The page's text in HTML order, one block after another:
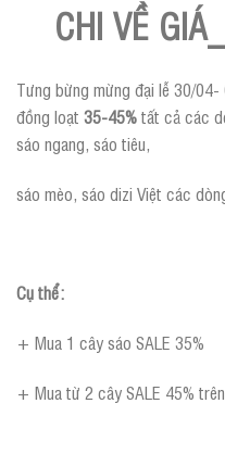
CHI VỀ
Tưng bừng mừng đại lễ 30/04-
đồng loạt 35-45%tất cả các
sáo ngang, sáo tiêu,
sáo mèo, sáo dizi Việt các
Cụ thể:
+ Mua 1 cây sáo SALE 35%
+ Mua từ 2 cây SALE 45%